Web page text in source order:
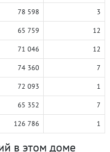
78 598 3
65 759 12
71 046 12
74 360 7
72 093 1
65 352 7
126 786 1
в этом доме